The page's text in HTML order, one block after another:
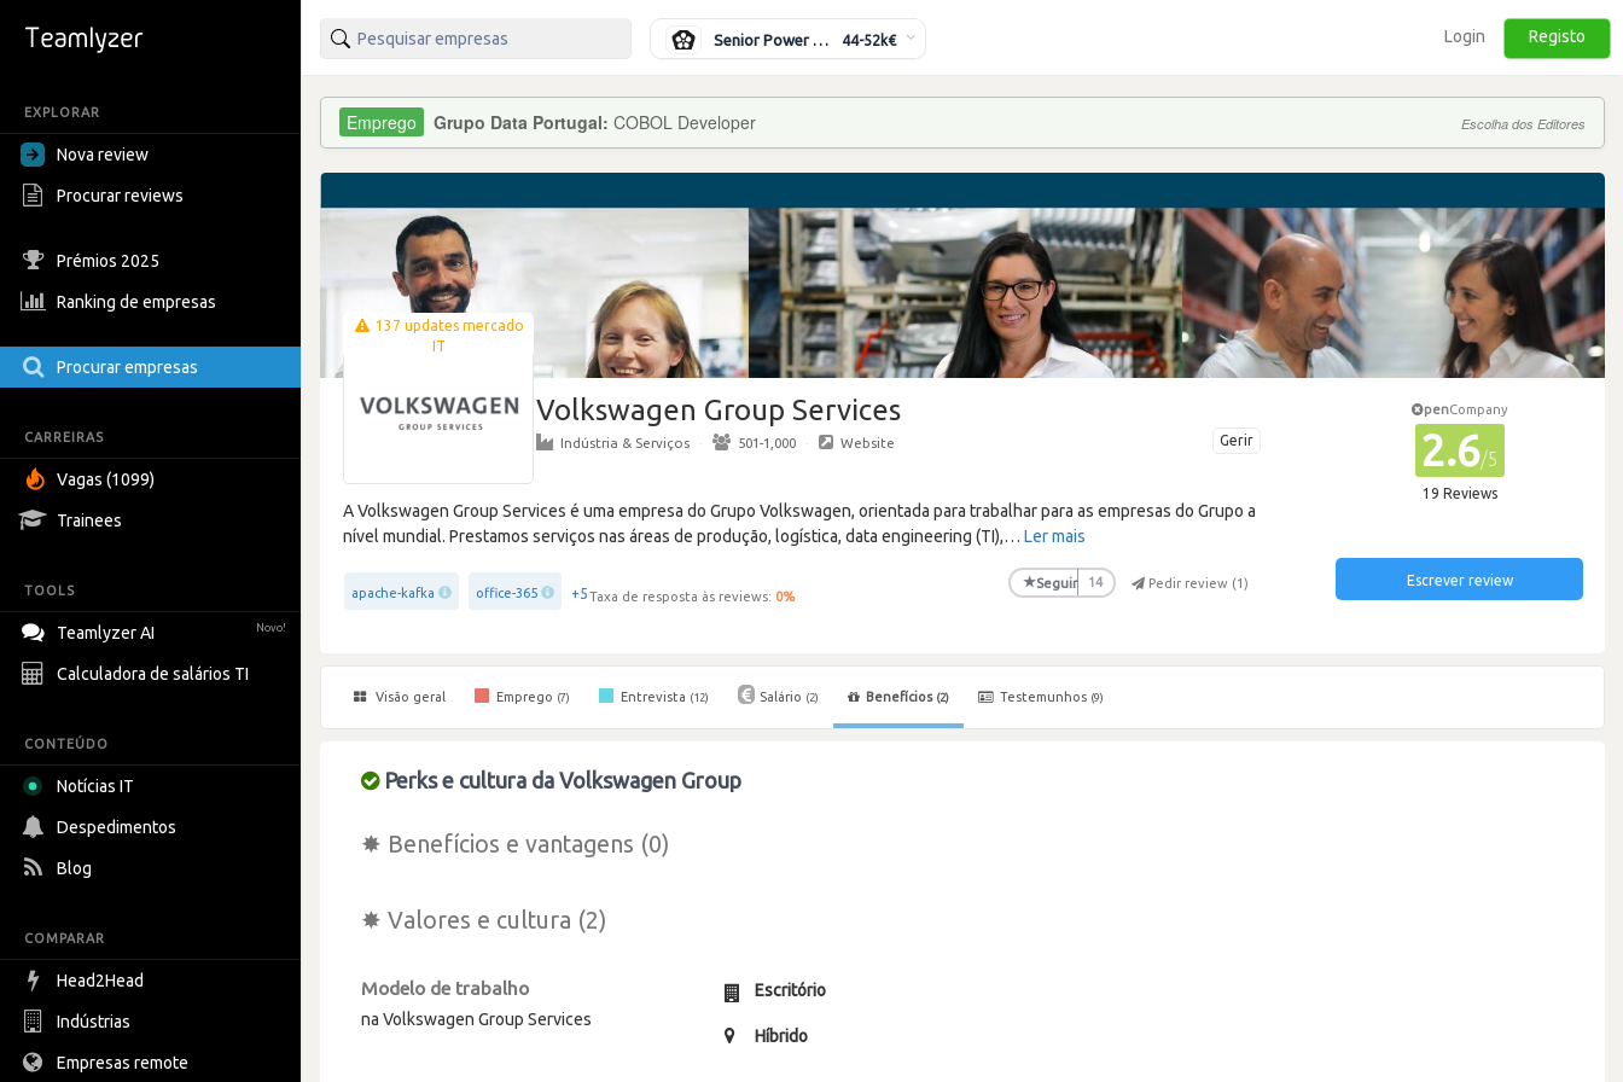
EXPLORAR
Nova review
Procurar reviews
Prémios 2025
Ranking de empresas
Procurar empresas
CARREIRAS
Vagas (1099)
Trainees
TOOLS
Teamlyzer AI Novo!
Calculadora de salários TI
CONTEÚDO
Notícias IT
Despedimentos
Blog
COMPARAR
Head2Head
Indústrias
Empresas remote
Senior Power Systems Engineer 44-52k€ Login Registo
Grupo Data Portugal: COBOL Developer Escolha dos Editores
137 updates mercado
IT
Volkswagen Group Services
Gerir
Indústria & Serviços · 501-1,000 · Website
A Volkswagen Group Services é uma empresa do Grupo Volkswagen, orientada para trabalhar para as empresas do Grupo a
nível mundial. Prestamos serviços nas áreas de produção, logística, data engineering (TI),… Ler mais
apache-kafka office-365 +5Taxa de resposta às reviews: 0%
★Seguir 14 Pedir review (1)
penCompany
2.6/5
19 Reviews
Escrever review
Visão geral Emprego (7) Entrevista (12) Salário (2) Benefícios (2) Testemunhos (9)
Perks e cultura da Volkswagen Group
✸ Benefícios e vantagens (0)
✸ Valores e cultura (2)
Modelo de trabalho
na Volkswagen Group Services
Escritório
Híbrido